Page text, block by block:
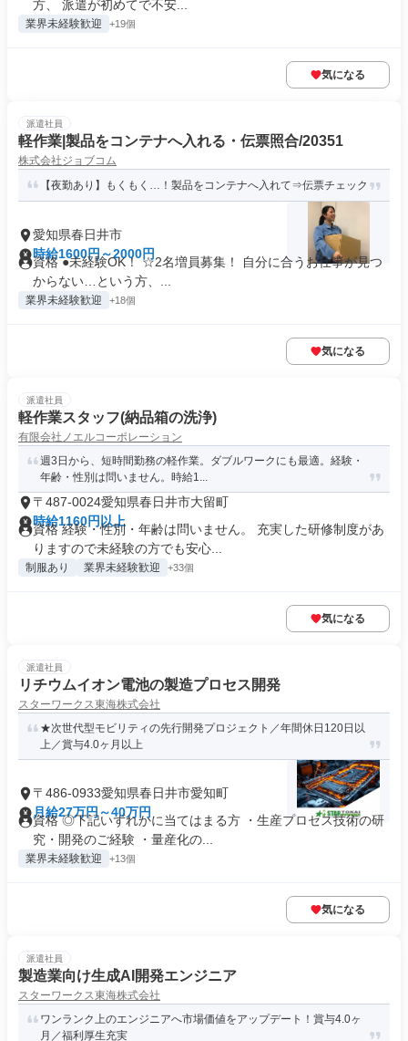
方、 派遣が初めてで不安...
業界未経験歓迎 +19個
気になる
派遣社員
軽作業|製品をコンテナへ入れる・伝票照合/20351
株式会社ジョブコム
【夜勤あり】もくもく…！製品をコンテナへ入れて⇒伝票チェック
愛知県春日井市
時給1600円～2000円
資格 ●未経験OK！ ☆2名増員募集！ 自分に合うお仕事が見つ
からない…という方、...
業界未経験歓迎 +18個
気になる
派遣社員
軽作業スタッフ(納品箱の洗浄)
有限会社ノエルコーポレーション
週3日から、短時間勤務の軽作業。ダブルワークにも最適。経験・
年齢・性別は問いません。時給1...
〒487-0024愛知県春日井市大留町
時給1160円以上
資格 経験・性別・年齢は問いません。 充実した研修制度があ
りますので未経験の方でも安心...
制服あり 業界未経験歓迎 +33個
気になる
派遣社員
リチウムイオン電池の製造プロセス開発
スターワークス東海株式会社
★次世代型モビリティの先行開発プロジェクト／年間休日120日以
上／賞与4.0ヶ月以上
〒486-0933愛知県春日井市愛知町
月給27万円～40万円
資格 ◎下記いずれかに当てはまる方 ・生産プロセス技術の研
究・開発のご経験 ・量産化の...
業界未経験歓迎 +13個
気になる
派遣社員
製造業向け生成AI開発エンジニア
スターワークス東海株式会社
ワンランク上のエンジニアへ市場価値をアップデート！賞与4.0ヶ
月／福利厚生充実